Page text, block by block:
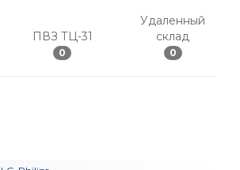
ПВЗ ТЦ-31
0
Удаленный
склад
0